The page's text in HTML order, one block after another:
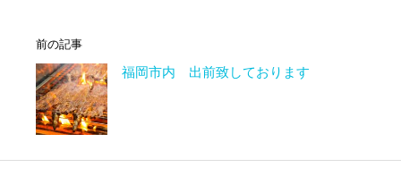
前の記事
福岡市内 出前致しております